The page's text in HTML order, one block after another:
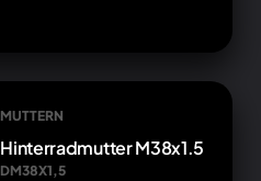
MUTTERN
Hinterradmutter M38x1.5
DM38X1,5